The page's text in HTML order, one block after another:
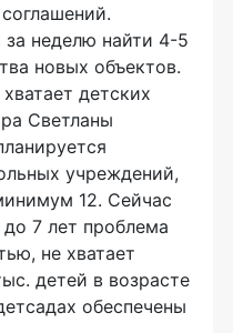
за неделю найти 4-5
новых объектов.
детских
Светланы
учреждений,
12. Сейчас
7 лет проблема
не хватает
детей в возрасте
обеспечены